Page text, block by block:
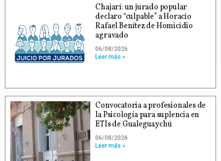
Chajarí: un jurado popular
declaro “culpable” a Horacio
Rafael Benítez de Homicidio
agravado
06/08/2026
Leer más »
Convocatoria a profesionales de
la Psicología para suplencia en
ETIs de Gualeguaychú
06/08/2026
Leer más »